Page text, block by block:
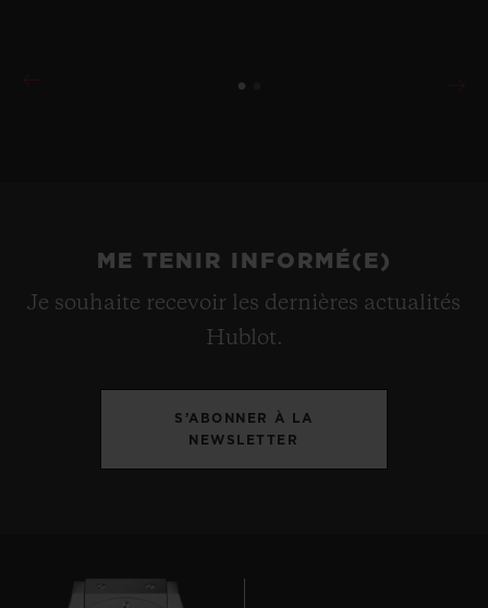
ME TENIR INFORMÉ(E)
Je souhaite recevoir les dernières actualités
Hublot.
S’ABONNER À LA
NEWSLETTER